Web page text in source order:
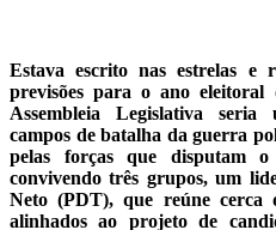
Estava escrito nas estrelas e
previsões para o ano
Assembleia Legislativa
campos de batalha da guerra
pelas forças que disputam
convivendo três grupos, um
Neto (PDT), que reúne cerca
alinhados ao projeto de